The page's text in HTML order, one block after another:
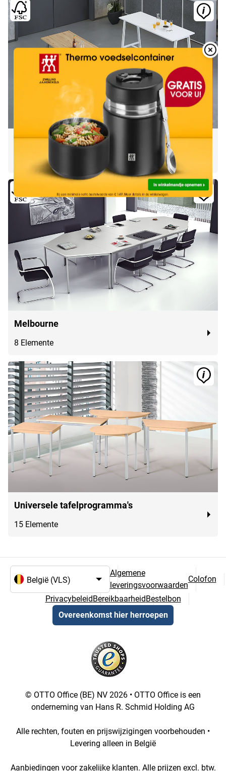
Overlay
Meeting Point
4 Elemente
Melbourne
8 Elemente
Universele tafelprogramma's
15 Elemente
Algemene
leveringsvoorwaarden
Colofon
Privacybeleid Bereikbaarheid Bestelbon
Overeenkomst hier herroepen
© OTTO Office (BE) NV 2026 • OTTO Office is een
onderneming van Hans R. Schmid Holding AG
Alle rechten, fouten en prijswijzigingen voorbehouden •
Levering alleen in België
Aanbiedingen voor zakelijke klanten. Alle prijzen excl. btw.